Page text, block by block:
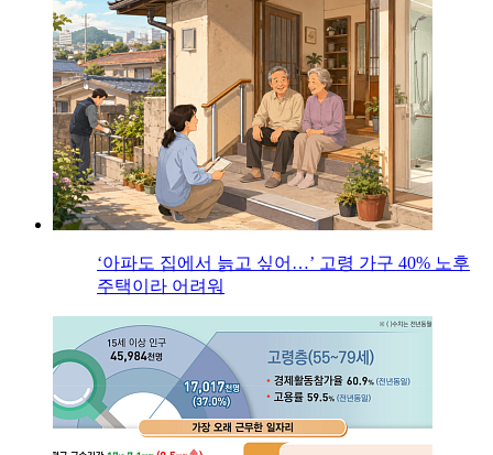
‘아파도 집에서 늙고 싶어…’ 고령 가구 40% 노후
주택이라 어려워